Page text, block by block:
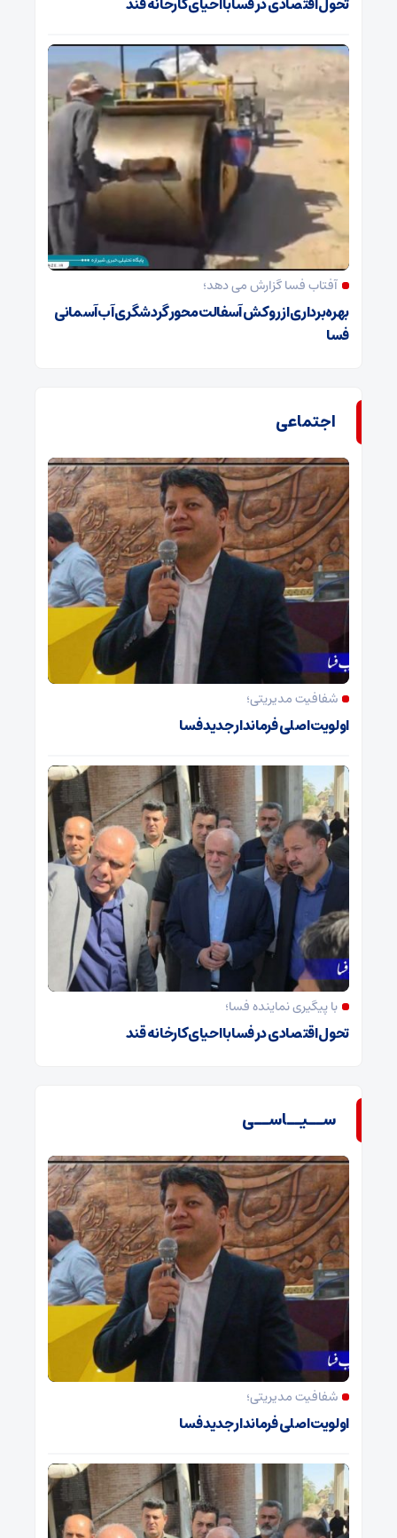
آفتاب فسا گزارش می دهد؛
بهره‌برداری از روکش آسفالت محور گردشگری آب‌آسمانی
فسا
اجتماعی
شفافیت مدیریتی؛
اولویت اصلی فرماندار جدید فسا
با پیگیری نماینده فسا؛
تحول اقتصادی در فسا با احیای کارخانه قند
ســیــاســی
شفافیت مدیریتی؛
اولویت اصلی فرماندار جدید فسا